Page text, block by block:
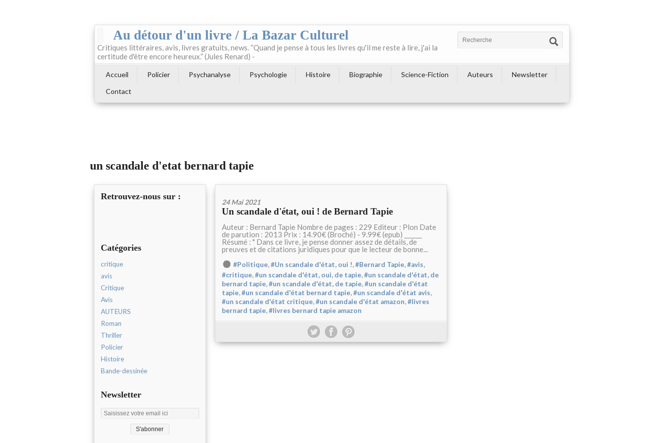
Au détour d'un livre / La Bazar Culturel
Critiques littéraires, avis, livres gratuits, news. “Quand je pense à tous les livres qu'il me reste à lire, j'ai la
certitude d'être encore heureux.” (Jules Renard) -
Accueil Policier Psychanalyse Psychologie Histoire Biographie Science-Fiction Auteurs
Newsletter
Contact
un scandale d'etat bernard tapie
Retrouvez-nous sur :
Catégories
critique
avis
Critique
Avis
AUTEURS
Roman
Thriller
Policier
Histoire
Bande-dessinée
Newsletter
24 Mai 2021
Un scandale d'état, oui ! de Bernard Tapie
Auteur : Bernard Tapie Nombre de pages : 229 Editeur : Plon Date
de parution : 2013 Prix : 14.90€ (Broché) - 9.99€ (epub) ______
Résumé : " Dans ce livre, je pense donner assez de détails, de
preuves et de citations juridiques pour que le lecteur de bonne...
#Politique,#Un scandale d'état, oui !,#Bernard Tapie,#avis,
#critique,#un scandale d'état, oui, de tapie,#un scandale d'état, de
bernard tapie,#un scandale d'état, de tapie,#un scandale d'état
tapie,#un scandale d'état bernard tapie,#un scandale d'état avis,
#un scandale d'état critique,#un scandale d'état amazon,#livres
bernard tapie,#livres bernard tapie amazon